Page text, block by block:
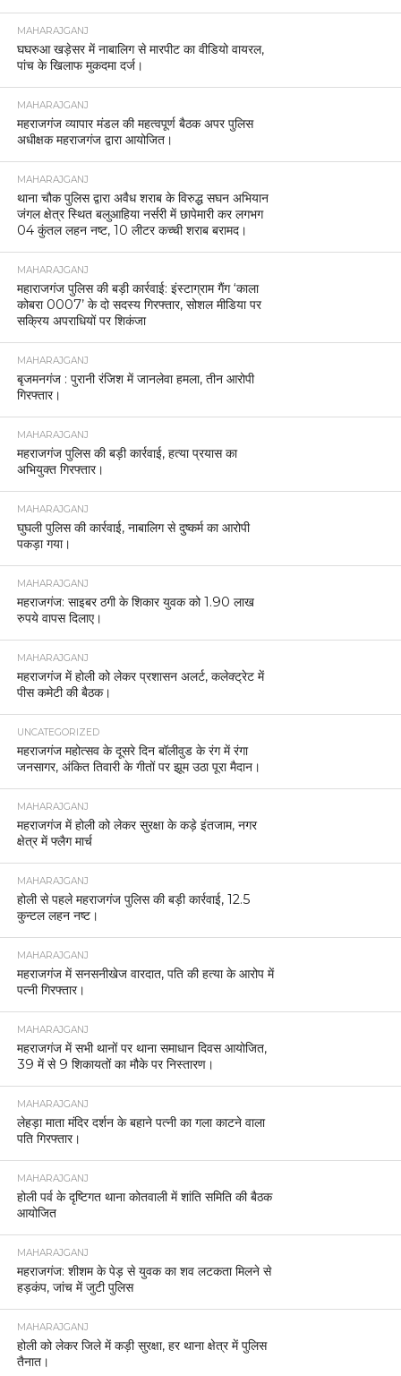
MAHARAJGANJ
घघरुआ खड़ेसर में नाबालिग से मारपीट का वीडियो वायरल,
पांच के खिलाफ मुकदमा दर्ज।
MAHARAJGANJ
महराजगंज व्यापार मंडल की महत्वपूर्ण बैठक अपर पुलिस
अधीक्षक महराजगंज द्वारा आयोजित।
MAHARAJGANJ
थाना चौक पुलिस द्वारा अवैध शराब के विरुद्ध सघन अभियान
जंगल क्षेत्र स्थित बलुआहिया नर्सरी में छापेमारी कर लगभग
04 कुंतल लहन नष्ट, 10 लीटर कच्ची शराब बरामद।
MAHARAJGANJ
महाराजगंज पुलिस की बड़ी कार्रवाई: इंस्टाग्राम गैंग ‘काला
कोबरा 0007’ के दो सदस्य गिरफ्तार, सोशल मीडिया पर
सक्रिय अपराधियों पर शिकंजा
MAHARAJGANJ
बृजमनगंज : पुरानी रंजिश में जानलेवा हमला, तीन आरोपी
गिरफ्तार।
MAHARAJGANJ
महराजगंज पुलिस की बड़ी कार्रवाई, हत्या प्रयास का
अभियुक्त गिरफ्तार।
MAHARAJGANJ
घुघली पुलिस की कार्रवाई, नाबालिग से दुष्कर्म का आरोपी
पकड़ा गया।
MAHARAJGANJ
महराजगंज: साइबर ठगी के शिकार युवक को 1.90 लाख
रुपये वापस दिलाए।
MAHARAJGANJ
महराजगंज में होली को लेकर प्रशासन अलर्ट, कलेक्ट्रेट में
पीस कमेटी की बैठक।
UNCATEGORIZED
महराजगंज महोत्सव के दूसरे दिन बॉलीवुड के रंग में रंगा
जनसागर, अंकित तिवारी के गीतों पर झूम उठा पूरा मैदान।
MAHARAJGANJ
महराजगंज में होली को लेकर सुरक्षा के कड़े इंतजाम, नगर
क्षेत्र में फ्लैग मार्च
MAHARAJGANJ
होली से पहले महराजगंज पुलिस की बड़ी कार्रवाई, 12.5
कुन्टल लहन नष्ट।
MAHARAJGANJ
महराजगंज में सनसनीखेज वारदात, पति की हत्या के आरोप में
पत्नी गिरफ्तार।
MAHARAJGANJ
महराजगंज में सभी थानों पर थाना समाधान दिवस आयोजित,
39 में से 9 शिकायतों का मौके पर निस्तारण।
MAHARAJGANJ
लेहड़ा माता मंदिर दर्शन के बहाने पत्नी का गला काटने वाला
पति गिरफ्तार।
MAHARAJGANJ
होली पर्व के दृष्टिगत थाना कोतवाली में शांति समिति की बैठक
आयोजित
MAHARAJGANJ
महराजगंज: शीशम के पेड़ से युवक का शव लटकता मिलने से
हड़कंप, जांच में जुटी पुलिस
MAHARAJGANJ
होली को लेकर जिले में कड़ी सुरक्षा, हर थाना क्षेत्र में पुलिस
तैनात।